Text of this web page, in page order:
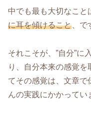
中でも最も大切なこと
に耳を傾けること 、で
それこそが、”自分”に
り、自分本来の感覚
てその感覚は、文章で
んの実践にかかってい